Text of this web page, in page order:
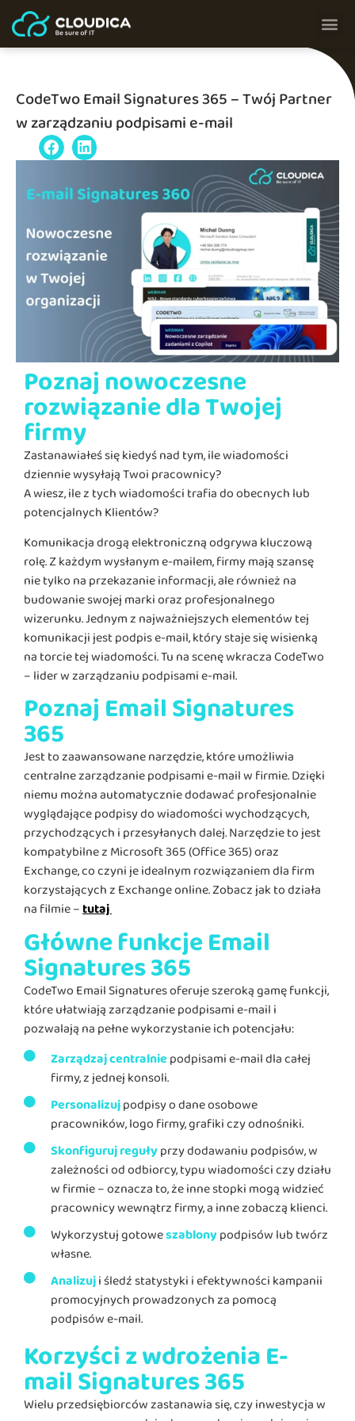
CodeTwo Email Signatures 365 – Twój Partner
w zarządzaniu podpisami e-mail
Poznaj nowoczesne
rozwiązanie dla Twojej
firmy
Zastanawiałeś się kiedyś nad tym, ile wiadomości
dziennie wysyłają Twoi pracownicy?
A wiesz, ile z tych wiadomości trafia do obecnych lub
potencjalnych Klientów?
Komunikacja drogą elektroniczną odgrywa kluczową
rolę. Z każdym wysłanym e-mailem, firmy mają szansę
nie tylko na przekazanie informacji, ale również na
budowanie swojej marki oraz profesjonalnego
wizerunku. Jednym z najważniejszych elementów tej
komunikacji jest podpis e-mail, który staje się wisienką
na torcie tej wiadomości. Tu na scenę wkracza CodeTwo
– lider w zarządzaniu podpisami e-mail.
Poznaj Email Signatures
365
Jest to zaawansowane narzędzie, które umożliwia
centralne zarządzanie podpisami e-mail w firmie. Dzięki
niemu można automatycznie dodawać profesjonalnie
wyglądające podpisy do wiadomości wychodzących,
przychodzących i przesyłanych dalej. Narzędzie to jest
kompatybilne z Microsoft 365 (Office 365) oraz
Exchange, co czyni je idealnym rozwiązaniem dla firm
korzystających z Exchange online. Zobacz jak to działa
na filmie –tutaj
Główne funkcje Email
Signatures 365
CodeTwo Email Signatures oferuje szeroką gamę funkcji,
które ułatwiają zarządzanie podpisami e-mail i
pozwalają na pełne wykorzystanie ich potencjału:
Zarządzaj centralnie podpisami e-mail dla całej
firmy, z jednej konsoli.
Personalizujpodpisy o dane osobowe
pracowników, logo firmy, grafiki czy odnośniki.
Skonfiguruj reguły przy dodawaniu podpisów, w
zależności od odbiorcy, typu wiadomości czy działu
w firmie – oznacza to, że inne stopki mogą widzieć
pracownicy wewnątrz firmy, a inne zobaczą klienci.
Wykorzystuj gotoweszablony podpisów lub twórz
własne.
Analizuji śledź statystyki i efektywności kampanii
promocyjnych prowadzonych za pomocą
podpisów e-mail.
Korzyści z wdrożenia E-
mail Signatures 365
Wielu przedsiębiorców zastanawia się, czy inwestycja w